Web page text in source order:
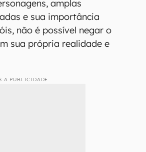
amplas
e sua importância
não é possível negar o
sua própria realidade e
A PUBLICIDADE